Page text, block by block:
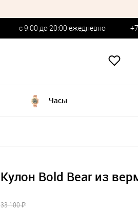
с 9:00 до 20:00 ежедневно
Часы
Кулон Bold Bear из
33 100 ₽